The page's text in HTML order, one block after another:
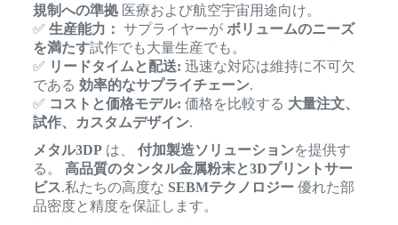
規制への準拠医療および航空宇宙用途向け。
✅ 生産能力： サプライヤーが ボリュームのニーズ
を満たす試作でも大量生産でも。
✅ リードタイムと配送: 迅速な対応は維持に不可欠
である 効率的なサプライチェーン.
✅ コストと価格モデル: 価格を比較する 大量注文、
試作、カスタムデザイン.
メタル3DPは、 付加製造ソリューションを提供す
る。 高品質のタンタル金属粉末と3Dプリントサー
ビス.私たちの高度な SEBMテクノロジー優れた部
品密度と精度を保証します。